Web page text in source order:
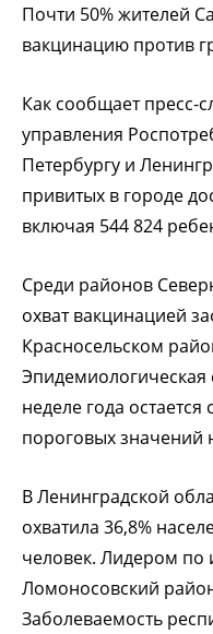
Почти 50% жителей
вакцинацию против
Как сообщает пресс-
управления
Петербургу и
привитых в городе
включая 544 824
Среди районов
охват вакцинацией
Красносельском
неделе года
пороговых значений
В Ленинградской
охватила 36,8%
человек. Лидером по
Ломоносовский
Заболеваемость